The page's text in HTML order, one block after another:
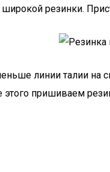
резинки.
линии талии
пришиваем